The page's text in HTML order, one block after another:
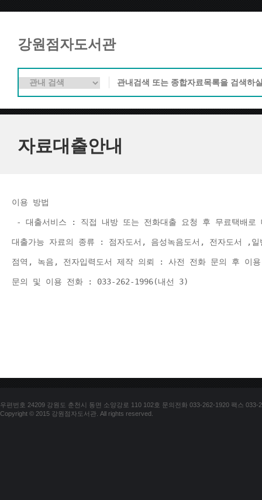
강원점자도서관
자료대출안내
이용 방법
- 대출서비스 : 직접 내방 또는 전화대출 요청 후 무료택배
대출가능 자료의 종류 : 점자도서, 음성녹음도서, 전자도서 ,
점역, 녹음, 전자입력도서 제작 의뢰 : 사전 전화 문의 후 이
문의 및 이용 전화 : 033-262-1996(내선 3)
우편번호 24209 강원도 춘천시 동면 소양강로 110 102호 문의전화 033-262-1920 팩스 033-
Copyright © 2015 강원점자도서관. All rights reserved.